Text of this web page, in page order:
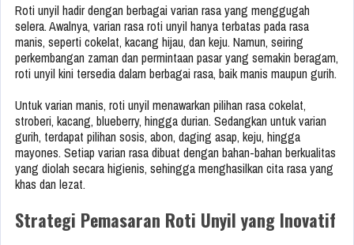
Roti unyil hadir dengan berbagai varian rasa yang menggugah
selera. Awalnya, varian rasa roti unyil hanya terbatas pada rasa
manis, seperti cokelat, kacang hijau, dan keju. Namun, seiring
perkembangan zaman dan permintaan pasar yang semakin beragam,
roti unyil kini tersedia dalam berbagai rasa, baik manis maupun gurih.
Untuk varian manis, roti unyil menawarkan pilihan rasa cokelat,
stroberi, kacang, blueberry, hingga durian. Sedangkan untuk varian
gurih, terdapat pilihan sosis, abon, daging asap, keju, hingga
mayones. Setiap varian rasa dibuat dengan bahan-bahan berkualitas
yang diolah secara higienis, sehingga menghasilkan cita rasa yang
khas dan lezat.
Strategi Pemasaran Roti Unyil yang Inovatif